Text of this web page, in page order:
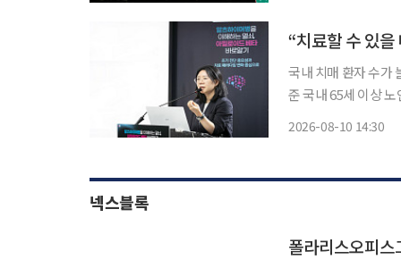
“치료할 수 있
국내 치매 환자 수가
준 국내 65세 이상
2026-08-10 14:30
넥스블록
폴라리스오피